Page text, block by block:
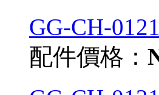
GG-CH-
配件價格：